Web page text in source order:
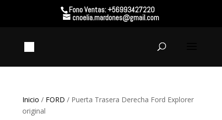
Fono Ventas: +56993427220
cnoelia.mardones@gmail.com
Inicio / FORD / Puerta Trasera Derecha Ford Explorer
original